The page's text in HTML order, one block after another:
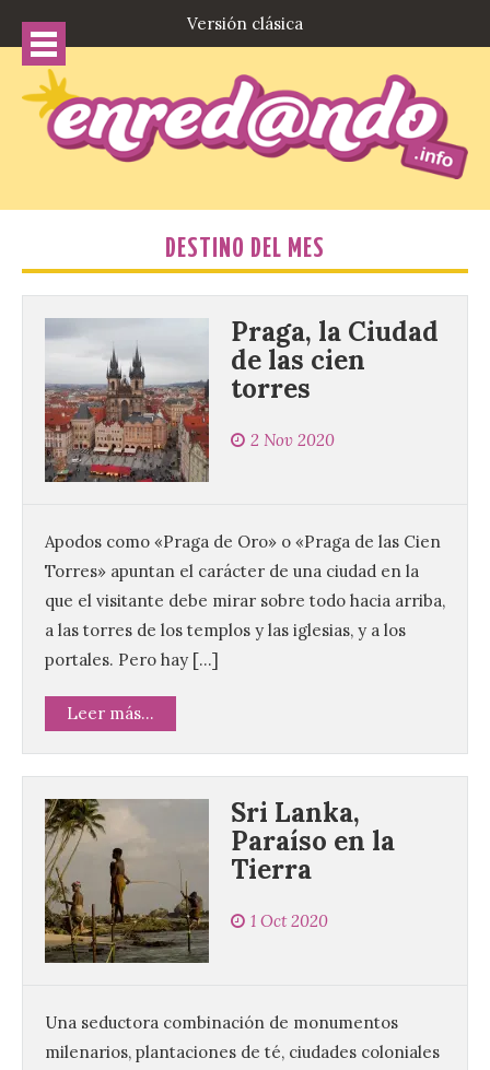
Versión clásica
DESTINO DEL MES
Praga, la Ciudad
de las cien
torres
2 Nov 2020
Apodos como «Praga de Oro» o «Praga de las Cien
Torres» apuntan el carácter de una ciudad en la
que el visitante debe mirar sobre todo hacia arriba,
a las torres de los templos y las iglesias, y a los
portales. Pero hay […]
Leer más...
Sri Lanka,
Paraíso en la
Tierra
1 Oct 2020
Una seductora combinación de monumentos
milenarios, plantaciones de té, ciudades coloniales